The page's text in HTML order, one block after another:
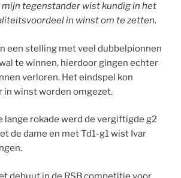
tegenstander wist kundig in het
in winst om te zetten.
een stelling met veel dubbelpionnen
te winnen, hierdoor gingen echter
verloren. Het eindspel kon
in winst worden omgezet.
lange rokade werd de vergiftigde g2
de dame en met Td1-g1 wist Ivar